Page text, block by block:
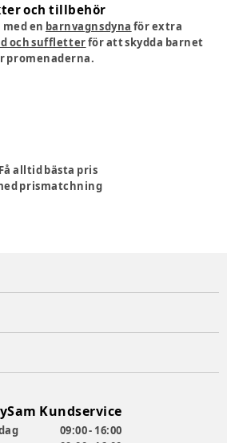
och tillbehör
en barnvagnsdyna för extra
och suffletterför att skydda barnet
promenaderna.
Få alltid bästa pris
prismatchning
Kundservice
09:00 - 16:00